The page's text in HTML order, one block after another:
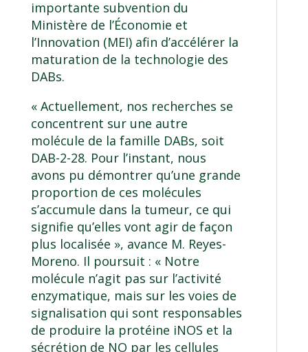
importante subvention du
Ministère de l’Économie et
l’Innovation (MEI) afin d’accélérer la
maturation de la technologie des
DABs.
« Actuellement, nos recherches se
concentrent sur une autre
molécule de la famille DABs, soit
DAB-2-28. Pour l’instant, nous
avons pu démontrer qu’une grande
proportion de ces molécules
s’accumule dans la tumeur, ce qui
signifie qu’elles vont agir de façon
plus localisée », avance M. Reyes-
Moreno. Il poursuit : « Notre
molécule n’agit pas sur l’activité
enzymatique, mais sur les voies de
signalisation qui sont responsables
de produire la protéine iNOS et la
sécrétion de NO par les cellules